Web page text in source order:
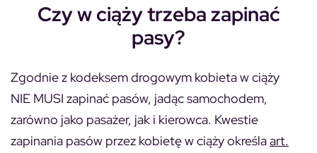
Czy w ciąży trzeba zapinać
pasy?
Zgodnie z kodeksem drogowym kobieta w ciąży
NIE MUSI zapinać pasów, jadąc samochodem,
zarówno jako pasażer, jak i kierowca. Kwestie
zapinania pasów przez kobietę w ciąży określaart.